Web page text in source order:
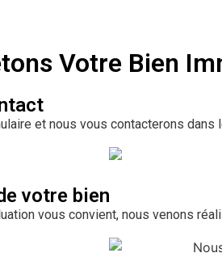
Votre Bien
et nous vous contacterons dans
votre bien
vous convient, nous venons